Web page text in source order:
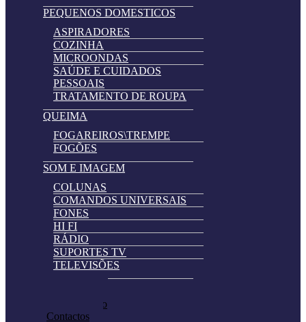
PEQUENOS DOMESTICOS
ASPIRADORES
COZINHA
MICROONDAS
SAÚDE E CUIDADOS
PESSOAIS
TRATAMENTO DE ROUPA
QUEIMA
FOGAREIROS\TREMPE
FOGÕES
SOM E IMAGEM
COLUNAS
COMANDOS UNIVERSAIS
FONES
HI FI
RÁDIO
SUPORTES TV
TELEVISÕES
Pedir Cotação
Contactos